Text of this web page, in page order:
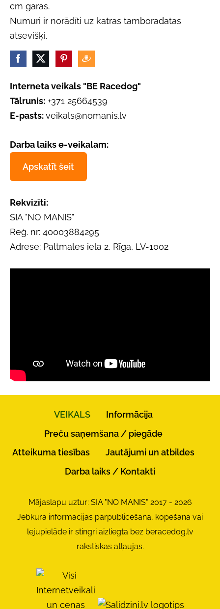
Interneta veikals "BE Racedog"
Tālrunis: +371 25664539
E-pasts:veikals@nomanis.lv
Darba laiks e-veikalam:
Apskatīt šeit
Rekvizīti:
SIA "NO MANIS"
Reģ. nr: 40003884295
Adrese: Paltmales iela 2, Rīga, LV-1002
cm garas.
Numuri ir norādīti uz katras tamboradatas
atsevišķi.
VEIKALS
Informācija
Preču saņemšana / piegāde
Atteikuma tiesības
Jautājumi un atbildes
Darba laiks / Kontakti
Mājaslapu uztur: SIA "NO MANIS" 2017 - 2026
Jebkura informācijas pārpublicēšana, kopēšana vai
lejupielāde ir stingri aizliegta bez beracedog.lv
rakstiskas atļaujas.